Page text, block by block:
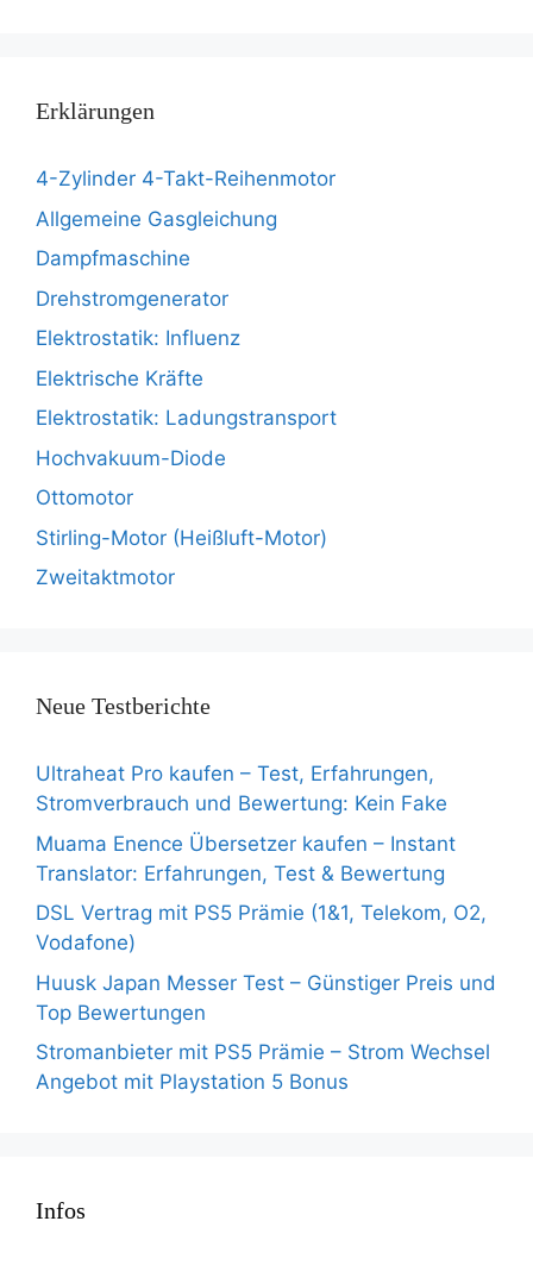
Erklärungen
4-Zylinder 4-Takt-Reihenmotor
Allgemeine Gasgleichung
Dampfmaschine
Drehstromgenerator
Elektrostatik: Influenz
Elektrische Kräfte
Elektrostatik: Ladungstransport
Hochvakuum-Diode
Ottomotor
Stirling-Motor (Heißluft-Motor)
Zweitaktmotor
Neue Testberichte
Ultraheat Pro kaufen – Test, Erfahrungen,
Stromverbrauch und Bewertung: Kein Fake
Muama Enence Übersetzer kaufen – Instant
Translator: Erfahrungen, Test & Bewertung
DSL Vertrag mit PS5 Prämie (1&1, Telekom, O2,
Vodafone)
Huusk Japan Messer Test – Günstiger Preis und
Top Bewertungen
Stromanbieter mit PS5 Prämie – Strom Wechsel
Angebot mit Playstation 5 Bonus
Infos